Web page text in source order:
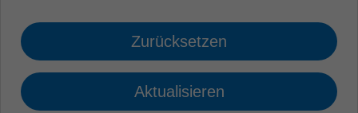
Zurücksetzen
Aktualisieren